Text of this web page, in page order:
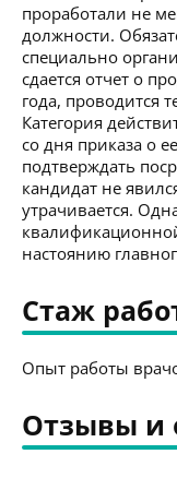
проработали не
должности.
специально
сдается отчет о
года, проводится
Категория
со дня приказа о
подтверждать
кандидат не
утрачивается.
настоянию
Стаж
Опыт работы
Отзывы и